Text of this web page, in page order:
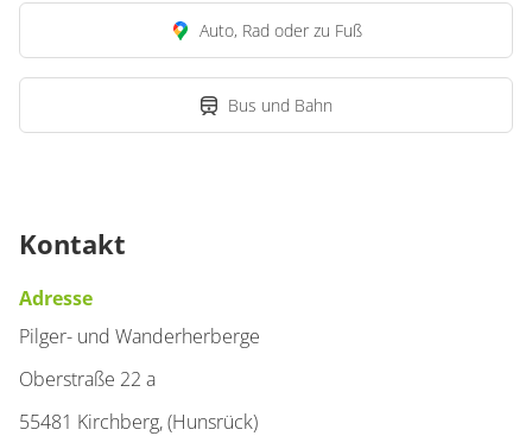
Auto, Rad oder zu Fuß
Bus und Bahn
Kontakt
Adresse
Pilger- und Wanderherberge
Oberstraße 22 a
55481 Kirchberg, (Hunsrück)